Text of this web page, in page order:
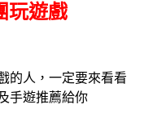
玩遊戲
的人，一定要來看看
手遊推薦給你